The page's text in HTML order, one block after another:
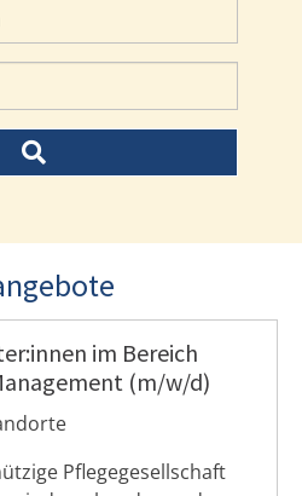
im Bereich
(m/w/d)
Pflegegesellschaft